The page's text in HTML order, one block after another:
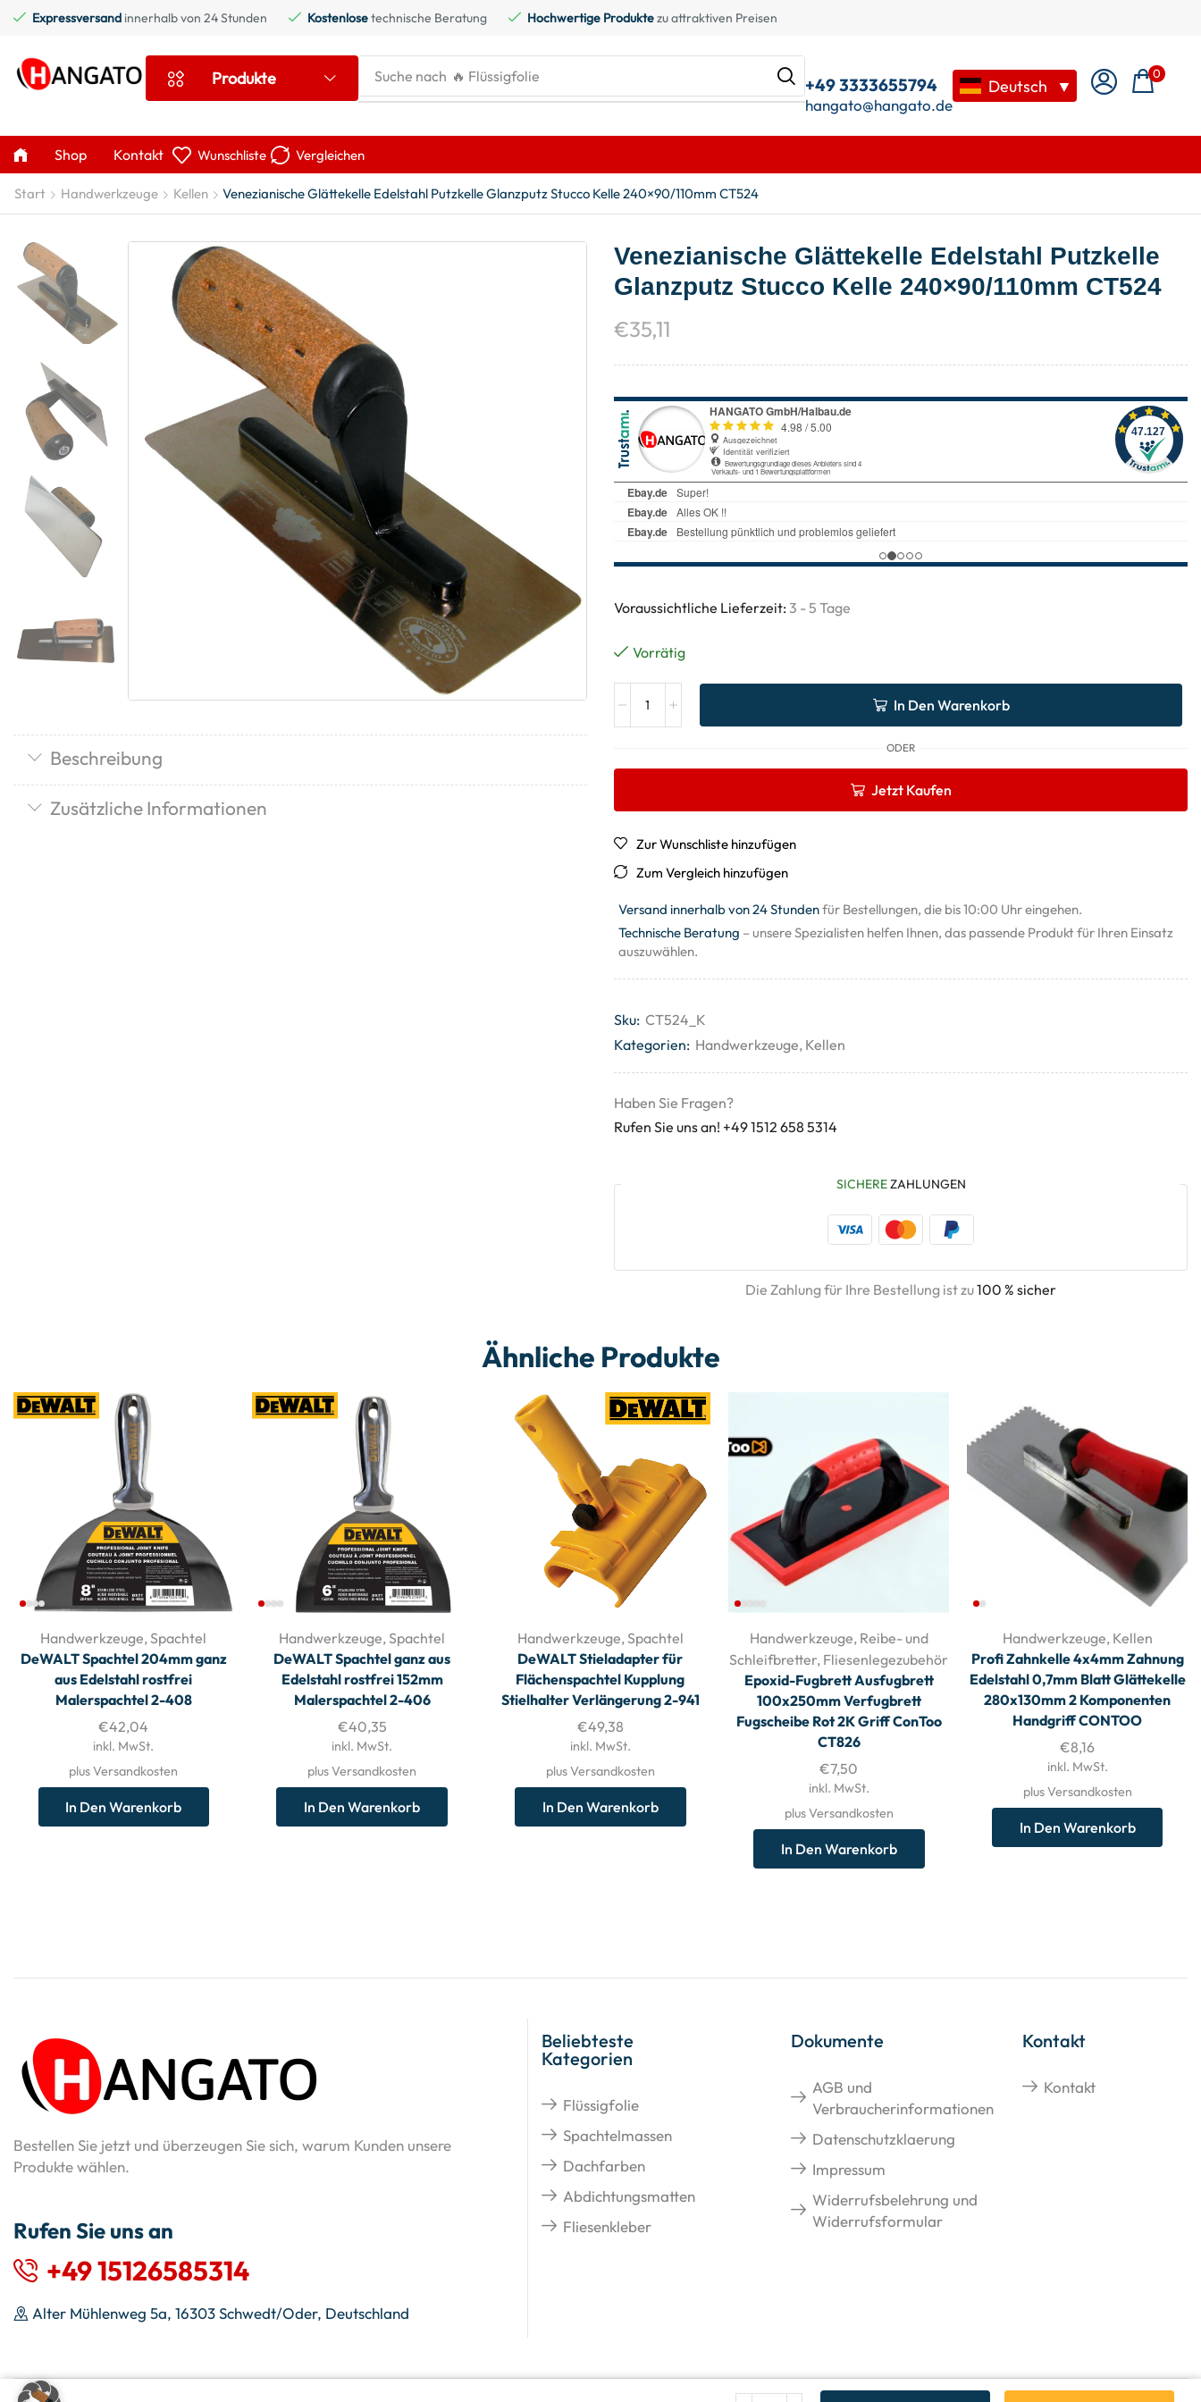
Expressversand innerhalb von 24 Stunden Kostenlosetechnische Beratung Hochwertige Produktezu attraktiven Preisen
Produkte Suche nach 🔥 Flüssigfolie +49 3333655794
hangato@hangato.de
Deutsch ▼
0
Shop Kontakt Wunschliste Vergleichen
Start Handwerkzeuge Kellen Venezianische Glättekelle Edelstahl Putzkelle Glanzputz Stucco Kelle 240×90/110mm CT524
Beschreibung
Zusätzliche Informationen
Venezianische Glättekelle Edelstahl Putzkelle
Glanzputz Stucco Kelle 240×90/110mm CT524
€35,11
Voraussichtliche Lieferzeit: 3 - 5 Tage
Vorrätig
In Den Warenkorb
ODER
Jetzt Kaufen
Zur Wunschliste hinzufügen
Zum Vergleich hinzufügen
Versand innerhalb von 24 Stundenfür Bestellungen, die bis 10:00 Uhr eingehen.
Technische Beratung – unsere Spezialisten helfen Ihnen, das passende Produkt für Ihren Einsatz
auszuwählen.
Sku: CT524_K
Kategorien: Handwerkzeuge, Kellen
Haben Sie Fragen?
Rufen Sie uns an! +49 1512 658 5314
SICHEREZAHLUNGEN
Die Zahlung für Ihre Bestellung ist zu100 % sicher
Ähnliche Produkte
Handwerkzeuge,Spachtel
DeWALT Spachtel 204mm ganz
aus Edelstahl rostfrei
Malerspachtel 2-408
€42,04
inkl. MwSt.
plus Versandkosten
In Den Warenkorb
Handwerkzeuge,Spachtel
DeWALT Spachtel ganz aus
Edelstahl rostfrei 152mm
Malerspachtel 2-406
€40,35
inkl. MwSt.
plus Versandkosten
In Den Warenkorb
Handwerkzeuge, Spachtel
DeWALT Stieladapter für
Flächenspachtel Kupplung
Stielhalter Verlängerung 2-941
€49,38
inkl. MwSt.
plus Versandkosten
In Den Warenkorb
Handwerkzeuge, Reibe- und
Schleifbretter, Fliesenlegezubehör
Epoxid-Fugbrett Ausfugbrett
100x250mm Verfugbrett
Fugscheibe Rot 2K Griff ConToo
CT826
€7,50
inkl. MwSt.
plus Versandkosten
In Den Warenkorb
Handwerkzeuge, Kellen
Profi Zahnkelle 4x4mm Zahnung
Edelstahl 0,7mm Blatt Glättekelle
280x130mm 2 Komponenten
Handgriff CONTOO
€8,16
inkl. MwSt.
plus Versandkosten
In Den Warenkorb
Bestellen Sie jetzt und überzeugen Sie sich, warum Kunden unsere
Produkte wählen.
Rufen Sie uns an
+49 15126585314
Alter Mühlenweg 5a, 16303 Schwedt/Oder, Deutschland
Beliebteste
Kategorien
Flüssigfolie
Spachtelmassen
Dachfarben
Abdichtungsmatten
Fliesenkleber
Dokumente
AGB und
Verbraucherinformationen
Datenschutzklaerung
Impressum
Widerrufsbelehrung und
Widerrufsformular
Kontakt
Kontakt